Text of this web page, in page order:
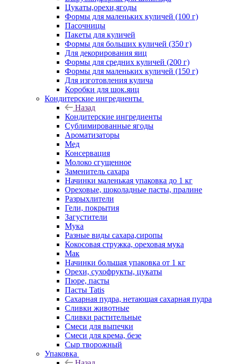
Цукаты,орехи,ягоды
Формы для маленьких куличей (100 г)
Пасочницы
Пакеты для куличей
Формы для больших куличей (350 г)
Для декорирования яиц
Формы для средних куличей (200 г)
Формы для маленьких куличей (150 г)
Для изготовления кулича
Коробки для шок.яиц
Кондитерские ингредиенты
Назад
Кондитерские ингредиенты
Сублимированные ягоды
Ароматизаторы
Мед
Консервация
Молоко сгущенное
Заменитель сахара
Начинки маленькая упаковка до 1 кг
Ореховые, шоколадные пасты, пралине
Разрыхлители
Гели, покрытия
Загустители
Мука
Разные виды сахара,сиропы
Кокосовая стружка, ореховая мука
Мак
Начинки большая упаковка от 1 кг
Орехи, сухофрукты, цукаты
Пюре, пасты
Пасты Tatis
Сахарная пудра, нетающая сахарная пудра
Сливки животные
Сливки растительные
Смеси для выпечки
Смеси для крема, безе
Сыр творожный
Упаковка